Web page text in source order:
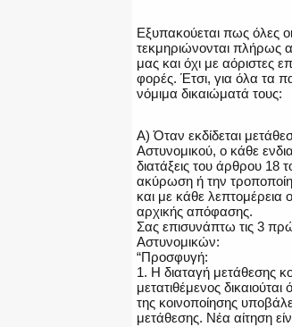
Εξυπακούεται πως όλες οι
τεκμηριώνονται πλήρως
μας και όχι με αόριστες
φορές. Έτσι, για όλα τα
νόμιμα δικαιώματά τους:
Α) Όταν εκδίδεται
Αστυνομικού, ο κάθε
διατάξεις του άρθρου 18
ακύρωση ή την
και με κάθε λεπτομέρεια
αρχικής απόφασης.
Σας επισυνάπτω τις 3
Αστυνομικών:
“Προσφυγή:
1. Η διαταγή μετάθεσης
μετατιθέμενος
της κοινοποίησης
μετάθεσης. Νέα αίτηση